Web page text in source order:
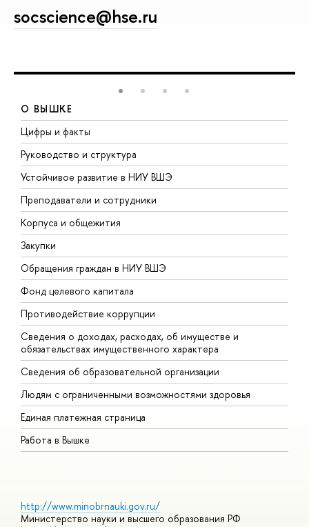
socscience@hse.ru
О ВЫШКЕ
Цифры и факты
Руководство и структура
Устойчивое развитие в НИУ ВШЭ
Преподаватели и сотрудники
Корпуса и общежития
Закупки
Обращения граждан в НИУ ВШЭ
Фонд целевого капитала
Противодействие коррупции
Сведения о доходах, расходах, об имуществе и
обязательствах имущественного характера
Сведения об образовательной организации
Людям с ограниченными возможностями здоровья
Единая платежная страница
Работа в Вышке
http://www.minobrnauki.gov.ru/
Министерство науки и высшего образования РФ